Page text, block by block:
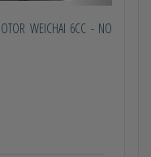
WEICHAI 6CC - NO